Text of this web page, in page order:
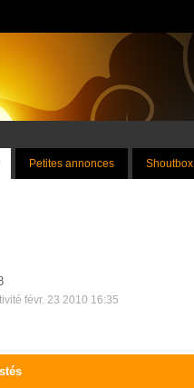
Petites annonces Shoutbox
févr. 23 2010 16:35